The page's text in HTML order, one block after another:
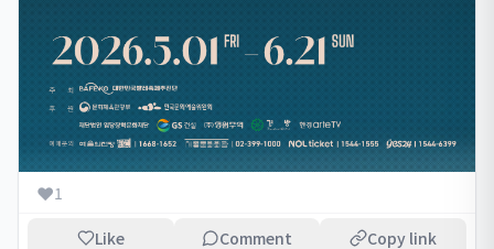
❤️1
Like Comment Copy link